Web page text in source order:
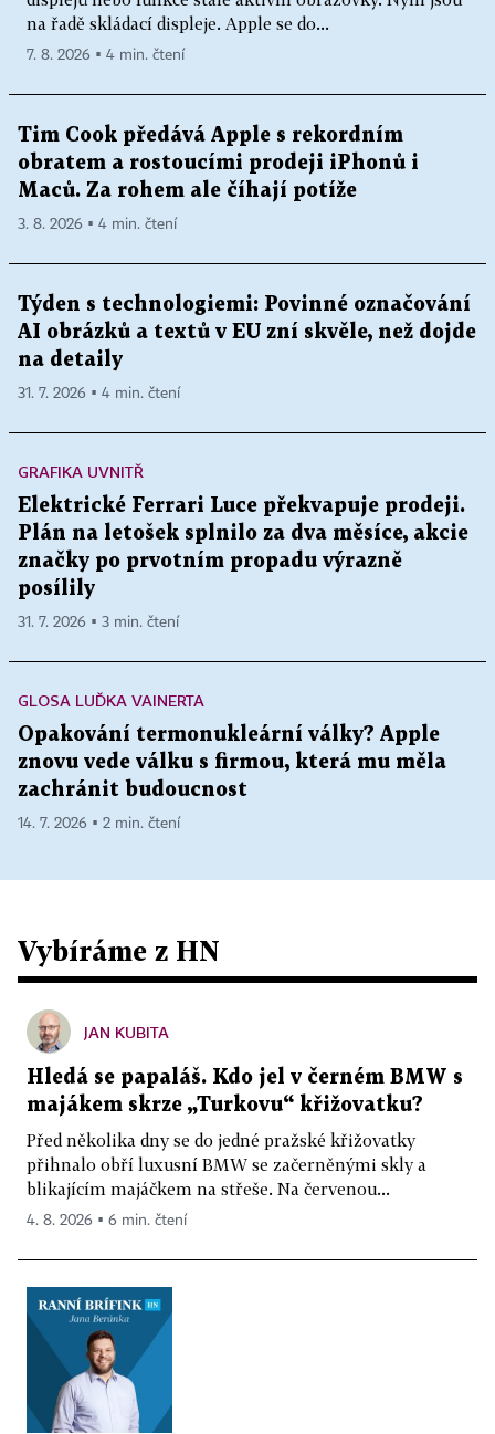
na řadě skládací displeje. Apple se do...
7. 8. 2026 ▪ 4 min. čtení
Tim Cook předává Apple s rekordním
obratem a rostoucími prodeji iPhonů i
Maců. Za rohem ale číhají potíže
3. 8. 2026 ▪ 4 min. čtení
Týden s technologiemi: Povinné označování
AI obrázků a textů v EU zní skvěle, než dojde
na detaily
31. 7. 2026 ▪ 4 min. čtení
GRAFIKA UVNITŘ
Elektrické Ferrari Luce překvapuje prodeji.
Plán na letošek splnilo za dva měsíce, akcie
značky po prvotním propadu výrazně
posílily
31. 7. 2026 ▪ 3 min. čtení
GLOSA LUĎKA VAINERTA
Opakování termonukleární války? Apple
znovu vede válku s firmou, která mu měla
zachránit budoucnost
14. 7. 2026 ▪ 2 min. čtení
Vybíráme z HN
JAN KUBITA
Hledá se papaláš. Kdo jel v černém BMW s
majákem skrze „Turkovu“ křižovatku?
Před několika dny se do jedné pražské křižovatky
přihnalo obří luxusní BMW se začerněnými skly a
blikajícím majáčkem na střeše. Na červenou...
4. 8. 2026 ▪ 6 min. čtení